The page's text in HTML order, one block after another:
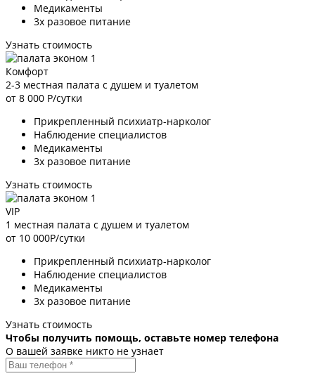
Медикаменты
3х разовое питание
Узнать стоимость
Комфорт
2-3 местная палата с душем и туалетом
от 8 000 Р/сутки
Прикрепленный психиатр-нарколог
Наблюдение специалистов
Медикаменты
3х разовое питание
Узнать стоимость
VIP
1 местная палата с душем и туалетом
от 10 000Р/сутки
Прикрепленный психиатр-нарколог
Наблюдение специалистов
Медикаменты
3х разовое питание
Узнать стоимость
Чтобы получить помощь, оставьте номер телефона
О вашей заявке никто не узнает